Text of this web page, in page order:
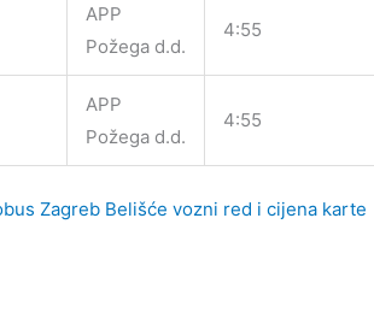
APP
Požega d.d.
4:55
APP
Požega d.d.
4:55
Zagreb Belišće vozni red i cijena karte